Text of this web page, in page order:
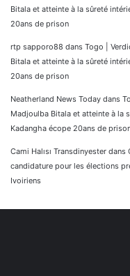
Bitala et atteinte à la sûreté
20ans de prison
rtp sapporo88 dans Togo |
Bitala et atteinte à la sûreté
20ans de prison
Neatherland News Today dans
Madjoulba Bitala et atteinte à la
Kadangha écope 20ans de
Cami Halısı Transdinyester dans
candidature pour les élections
Ivoiriens